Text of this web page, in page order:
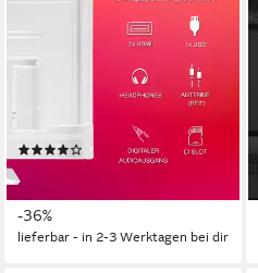
XF32N750M-W LCD-LED
Fernseher
80 cm/32 Zoll
Diagonale
Bildschirmtechnologie
Produktdatenblatt
(7)
16,44 €
-36%
lieferbar - in 2-3 Werktagen bei dir